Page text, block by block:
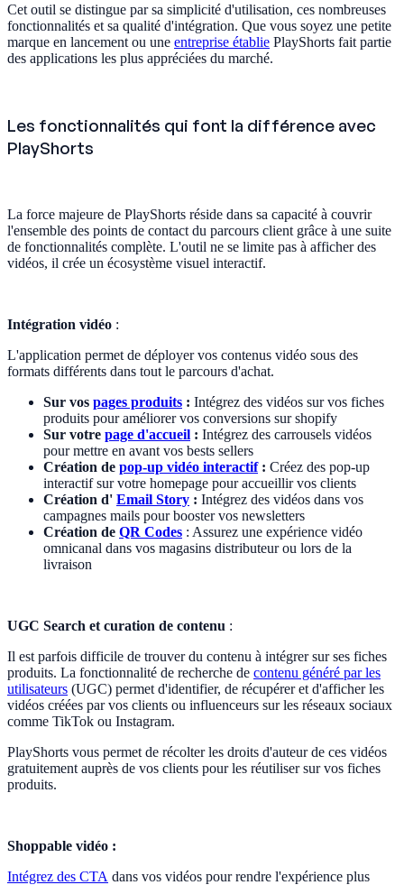
Cet outil se distingue par sa simplicité d'utilisation, ces nombreuses
fonctionnalités et sa qualité d'intégration. Que vous soyez une petite
marque en lancement ou une entreprise établie PlayShorts fait partie
des applications les plus appréciées du marché.
Les fonctionnalités qui font la différence avec
PlayShorts
La force majeure de PlayShorts réside dans sa capacité à couvrir
l'ensemble des points de contact du parcours client grâce à une suite
de fonctionnalités complète. L'outil ne se limite pas à afficher des
vidéos, il crée un écosystème visuel interactif.
Intégration vidéo :
L'application permet de déployer vos contenus vidéo sous des
formats différents dans tout le parcours d'achat.
Sur vos pages produits : Intégrez des vidéos sur vos fiches
produits pour améliorer vos conversions sur shopify
Sur votre page d'accueil : Intégrez des carrousels vidéos
pour mettre en avant vos bests sellers
Création de pop-up vidéo interactif: Créez des pop-up
interactif sur votre homepage pour accueillir vos clients
Création d' Email Story : Intégrez des vidéos dans vos
campagnes mails pour booster vos newsletters
Création de QR Codes : Assurez une expérience vidéo
omnicanal dans vos magasins distributeur ou lors de la
livraison
UGC Search et curation de contenu :
Il est parfois difficile de trouver du contenu à intégrer sur ses fiches
produits. La fonctionnalité de recherche de contenu généré par les
utilisateurs (UGC) permet d'identifier, de récupérer et d'afficher les
vidéos créées par vos clients ou influenceurs sur les réseaux sociaux
comme TikTok ou Instagram.
PlayShorts vous permet de récolter les droits d'auteur de ces vidéos
gratuitement auprès de vos clients pour les réutiliser sur vos fiches
produits.
Shoppable vidéo :
Intégrez des CTA dans vos vidéos pour rendre l'expérience plus